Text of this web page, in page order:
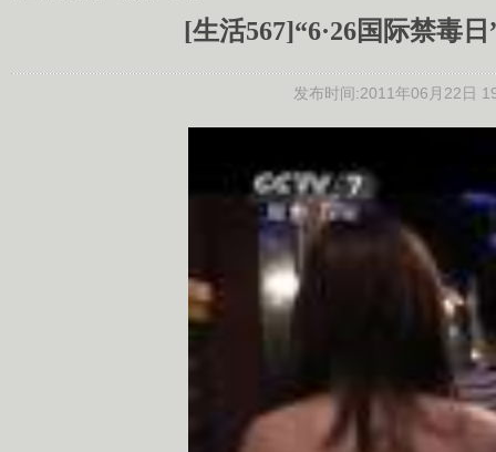
[生活567]“6·26国际禁毒
发布时间:2011年06月22日